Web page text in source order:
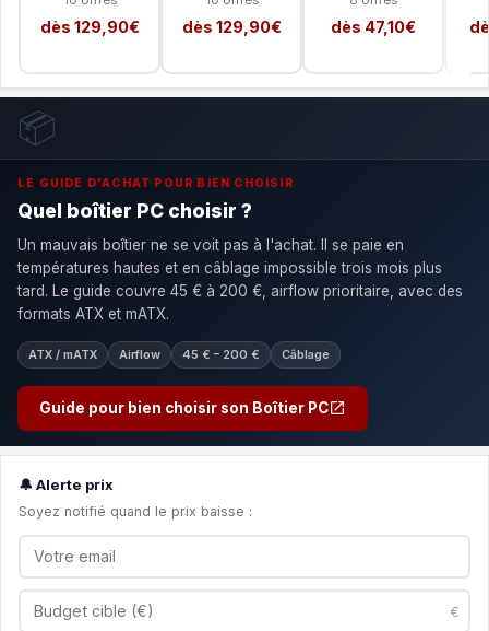
dès 129,90€ dès 129,90€ dès 47,10€
📦
LE GUIDE D'ACHAT POUR BIEN CHOISIR
Quel boîtier PC choisir ?
Un mauvais boîtier ne se voit pas à l'achat. Il se paie en
températures hautes et en câblage impossible trois mois plus
tard. Le guide couvre 45 € à 200 €, airflow prioritaire, avec des
formats ATX et mATX.
ATX / mATX Airflow 45 € – 200 € Câblage
Guide pour bien choisir son Boîtier PC
🔔 Alerte prix
Soyez notifié quand le prix baisse :
€